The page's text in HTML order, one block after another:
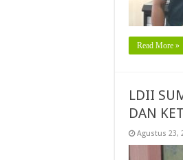
Read More »
LDII
DAN
Agustus 23,